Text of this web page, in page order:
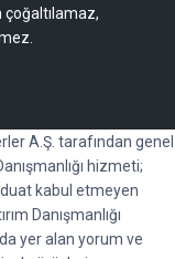
A.Ş. tarafından genel
hizmeti;
kabul etmeyen
Danışmanlığı
yer alan yorum ve